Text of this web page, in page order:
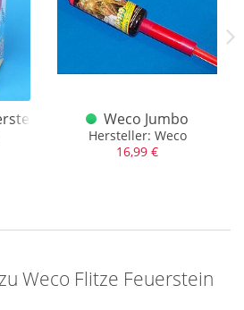
90er Jahre Logo Display
Weco Jumbo
Hersteller: Weco
16,99 €
Weco Flitze Feuerstein